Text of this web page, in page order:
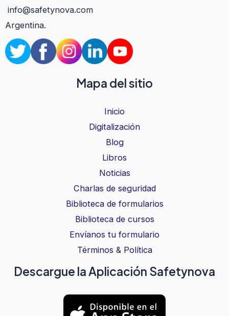
info@safetynova.com
Argentina.
Mapa del sitio
Inicio
Digitalización
Blog
Libros
Noticias
Charlas de seguridad
Biblioteca de formularios
Biblioteca de cursos
Envíanos tu formulario
Términos & Política
Descargue la Aplicación Safetynova